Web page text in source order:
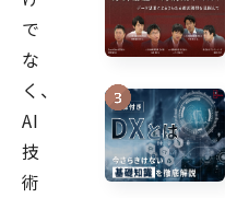
で
な
く、
AI
技
術